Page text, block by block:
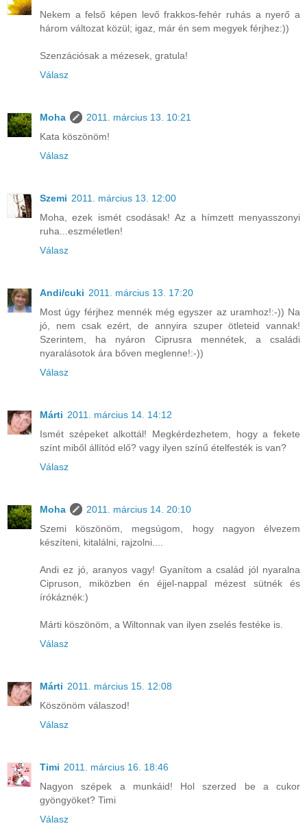
Nekem a felső képen levő frakkos-fehér ruhás a nyerő a
három változat közül; igaz, már én sem megyek férjhez:))
Szenzációsak a mézesek, gratula!
Válasz
Moha
2011. március 13. 10:21
Kata köszönöm!
Válasz
Szemi 2011. március 13. 12:00
Moha, ezek ismét csodásak! Az a hímzett menyasszonyi
ruha...eszméletlen!
Válasz
Andi/cuki 2011. március 13. 17:20
Most úgy férjhez mennék még egyszer az uramhoz!:-)) Na
jó, nem csak ezért, de annyira szuper ötleteid vannak!
Szerintem, ha nyáron Ciprusra mennétek, a családi
nyaralásotok ára bőven meglenne!:-))
Válasz
Márti 2011. március 14. 14:12
Ismét szépeket alkottál! Megkérdezhetem, hogy a fekete
színt miből állítód elő? vagy ilyen színű ételfesték is van?
Válasz
Moha
2011. március 14. 20:10
Szemi köszönöm, megsúgom, hogy nagyon élvezem
készíteni, kitalálni, rajzolni....
Andi ez jó, aranyos vagy! Gyanítom a család jól nyaralna
Cipruson, miközben én éjjel-nappal mézest sütnék és
írókáznék:)
Márti köszönöm, a Wiltonnak van ilyen zselés festéke is.
Válasz
Márti 2011. március 15. 12:08
Köszönöm válaszod!
Válasz
Timi 2011. március 16. 18:46
Nagyon szépek a munkáid! Hol szerzed be a cukor
gyöngyöket? Timi
Válasz